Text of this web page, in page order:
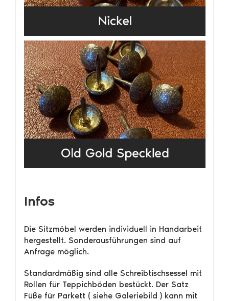
Infos
Die Sitzmöbel werden individuell in Handarbeit
hergestellt. Sonderausführungen sind auf
Anfrage möglich.
Standardmäßig sind alle Schreibtischsessel mit
Rollen für Teppichböden bestückt. Der Satz
Füße für Parkett ( siehe Galeriebild ) kann mit